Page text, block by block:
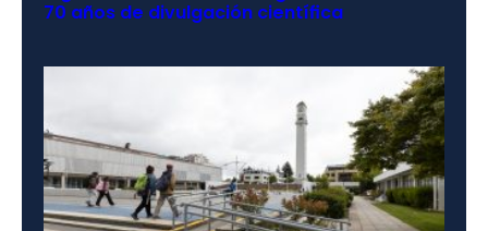
70 años de divulgación científica